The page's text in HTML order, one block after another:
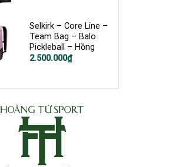
Selkirk – Core Line –
Team Bag – Balo
Pickleball – Hồng
2.500.000₫